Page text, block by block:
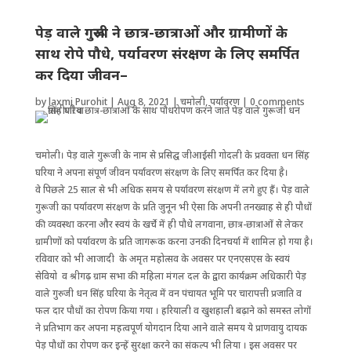
पेड़ वाले गुरूजी ने छात्र-छात्राओं और ग्रामीणों के
साथ रोपे पौधे, पर्यावरण संरक्षण के लिए समर्पित
कर दिया जीवन–
bylaxmi Purohit| Aug 8, 2021 |चमोली,पर्यावरण| 0 comments
चमोली। पेड़ वाले गुरूजी के नाम से प्रसिद्घ जीआईसी गोदली के प्रवक्ता धन सिंह
घरिया ने अपना संपूर्ण जीवन पर्यावरण संरक्षण के लिए समर्पित कर दिया है।
वे पिछले 25 साल से भी अधिक समय से पर्यावरण संरक्षण में लगे हुए हैं। पेड़ वाले
गुरूजी का पर्यावरण संरक्षण के प्रति जुनून भी ऐसा कि अपनी तनख्वाह से ही पौधों
की व्यवस्था करना और स्वयं के खर्चे में ही पौधे लगवाना, छात्र-छात्राओं से लेकर
ग्रामीणों को पर्यावरण के प्रति जागरूक करना उनकी दिनचर्या में शामिल हो गया है।
रविवार को भी आजादी के अमृत महोत्सव के अवसर पर एनएसएस के स्वयं
सेवियो व श्रीगढ़ ग्राम सभा की महिला मंगल दल के द्वारा कार्यक्रम अधिकारी पेड़
वाले गुरुजी धन सिंह घरिया के नेतृत्व में वन पंचायत भूमि पर चारापत्ती प्रजाति व
फल दार पौधों का रोपण किया गया । हरियाली व खुशहाली बढ़ाने को समस्त लोगों
ने प्रतिभाग कर अपना महत्वपूर्ण योगदान दिया आने वाले समय ये प्राणवायु दायक
पेड़ पौधों का रोपण कर इन्हें सुरक्षा करने का संकल्प भी लिया । इस अवसर पर